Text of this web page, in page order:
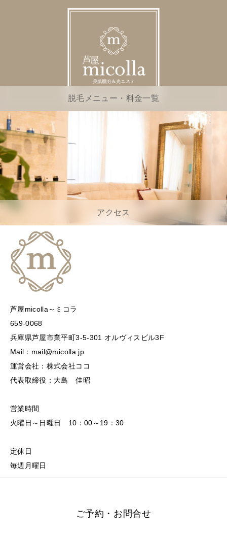
脱毛メニュー・料金一覧
アクセス
芦屋micolla～ミコラ
659-0068
兵庫県芦屋市業平町3-5-301 オルヴィスビル3F
Mail：mail@micolla.jp
運営会社：株式会社ココ
代表取締役：大島 佳昭
営業時間
火曜日～日曜日 10：00～19：30
定休日
毎週月曜日
ご予約・お問合せ